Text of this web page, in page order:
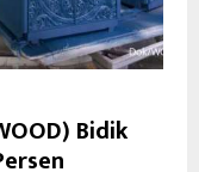
Bidik